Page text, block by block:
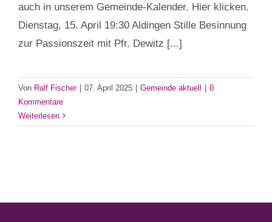
auch in unserem Gemeinde-Kalender. Hier klicken.
Dienstag, 15. April 19:30 Aldingen Stille Besinnung
zur Passionszeit mit Pfr. Dewitz [...]
Von Ralf Fischer 07. April 2025 Gemeinde aktuell
0
Kommentare
Weiterlesen